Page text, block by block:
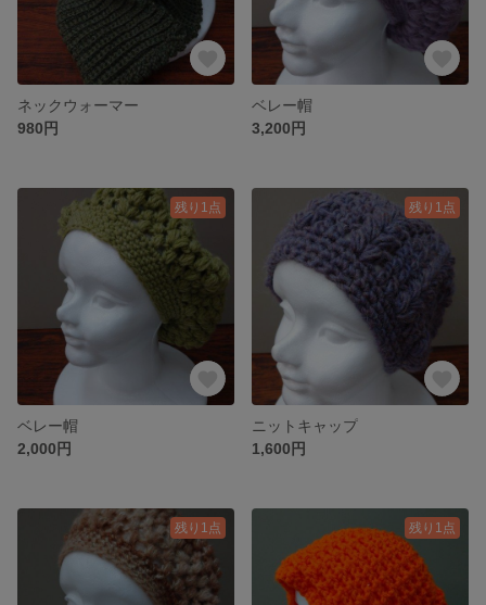
ネックウォーマー
980円
ベレー帽
3,200円
残り1点
ベレー帽
2,000円
残り1点
ニットキャップ
1,600円
残り1点 残り1点